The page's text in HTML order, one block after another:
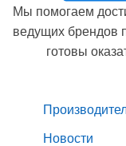
Мы помогаем
ведущих брендов
готовы
Новости